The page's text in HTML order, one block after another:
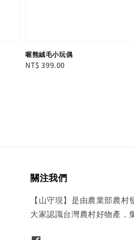
喔熊絨毛小玩偶
Regular
NT$ 399.00
關注我們
【山守現】是由農業部農
大家認識台灣農村好物產，